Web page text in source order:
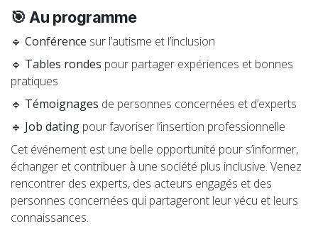
🎯 Au programme
🔹 Conférence sur l’autisme et l’inclusion
🔹 Tables rondes pour partager expériences et bonnes
pratiques
🔹 Témoignages de personnes concernées et d’experts
🔹 Job dating pour favoriser l’insertion professionnelle
Cet événement est une belle opportunité pour s’informer,
échanger et contribuer à une société plus inclusive. Venez
rencontrer des experts, des acteurs engagés et des
personnes concernées qui partageront leur vécu et leurs
connaissances.